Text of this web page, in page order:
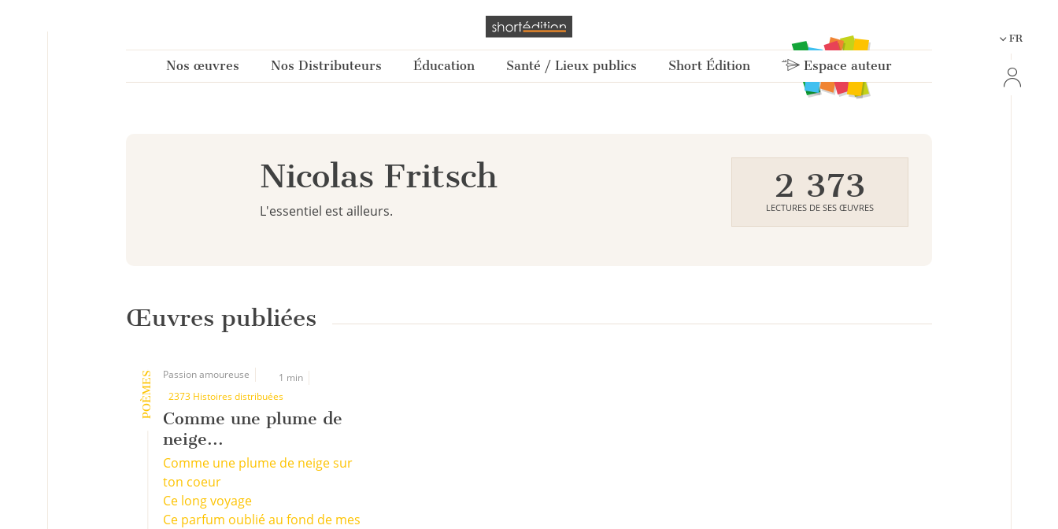
Nos œuvres Nos Distributeurs Éducation Santé / Lieux publics Short Édition Espace auteur
FR
Nicolas Fritsch
L'essentiel est ailleurs.
2 373
LECTURES DE SES ŒUVRES
Œuvres publiées
POÈMES Passion amoureuse
1 min
2373 Histoires distribuées
Comme une plume de
neige...
Comme une plume de neige sur
ton coeur
Ce long voyage
Ce parfum oublié au fond de mes